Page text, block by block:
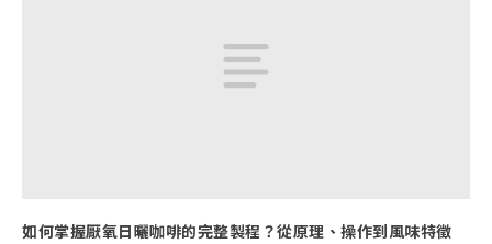
如何掌握厭氧日曬咖啡的完整製程？從原理、操作到風味特徵